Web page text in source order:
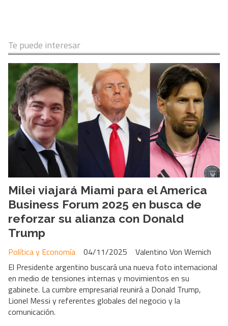
Te puede interesar
Milei viajará Miami para el America
Business Forum 2025 en busca de
reforzar su alianza con Donald
Trump
Valentino Von Wernich
Política y Economía
04/11/2025
El Presidente argentino buscará una nueva foto internacional
en medio de tensiones internas y movimientos en su
gabinete. La cumbre empresarial reunirá a Donald Trump,
Lionel Messi y referentes globales del negocio y la
comunicación.